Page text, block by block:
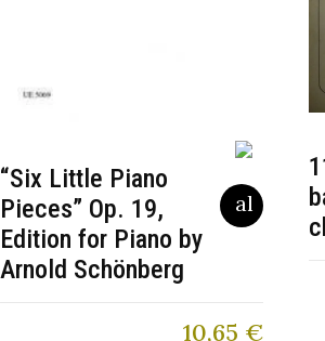
“Six Little Piano
Pieces” Op. 19,
Edition for Piano by
Arnold Schönberg
10,65 €